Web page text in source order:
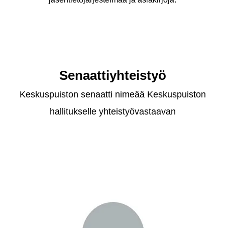
Senaattiyhteistyö
Keskuspuiston senaatti nimeää Keskuspuiston
hallitukselle yhteistyövastaavan